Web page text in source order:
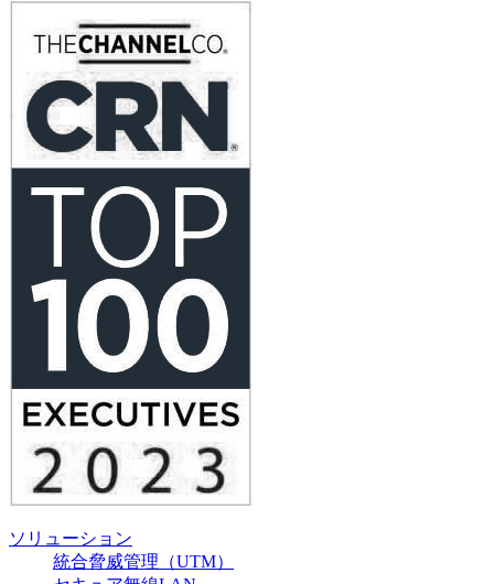
ソリューション
統合脅威管理（UTM）